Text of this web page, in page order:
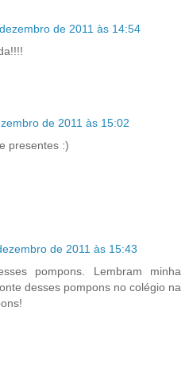
de 2011 às 14:54
de 2011 às 15:02
presentes :)
de 2011 às 15:43
pompons. Lembram minha
desses pompons no colégio na